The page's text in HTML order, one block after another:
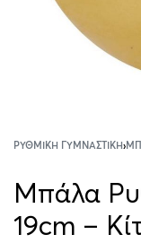
ΡΥΘΜΙΚΉ ΓΥΜΝΑΣΤΙΚΉ›
Μπάλα
19cm –